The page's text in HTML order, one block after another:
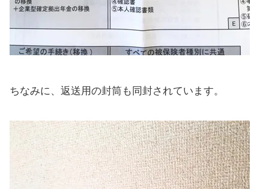
ちなみに、返送用の封筒も同封されています。